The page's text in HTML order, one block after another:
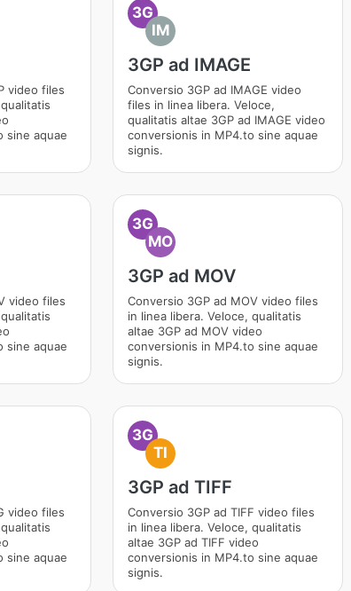
video files
sine aquae
3G
IM
3GP ad IMAGE
Conversio 3GP ad IMAGE video
files in linea libera. Veloce,
qualitatis altae 3GP ad IMAGE video
conversionis in MP4.to sine aquae
signis.
video files
sine aquae
3G
MO
3GP ad MOV
Conversio 3GP ad MOV video files
in linea libera. Veloce, qualitatis
altae 3GP ad MOV video
conversionis in MP4.to sine aquae
signis.
video files
sine aquae
3G
TI
3GP ad TIFF
Conversio 3GP ad TIFF video files
in linea libera. Veloce, qualitatis
altae 3GP ad TIFF video
conversionis in MP4.to sine aquae
signis.